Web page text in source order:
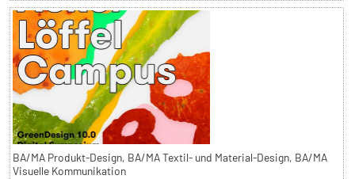
BA/MA Produkt-Design, BA/MA Textil- und Material-Design, BA/MA
Visuelle Kommunikation